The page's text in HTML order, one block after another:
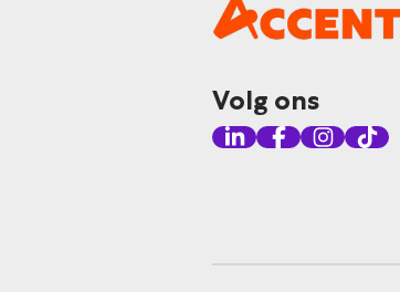
Volg ons